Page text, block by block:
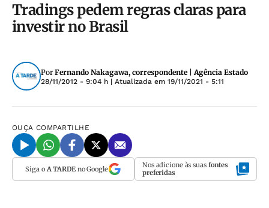
Tradings pedem regras claras para
investir no Brasil
Por Fernando Nakagawa, correspondente | Agência Estado
28/11/2012 - 9:04 h | Atualizada em 19/11/2021 - 5:11
OUÇA COMPARTILHE
Siga o A TARDEno Google Nos adicione às suas fontes
preferidas